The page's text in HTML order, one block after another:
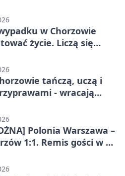
w Chorzowie
życie. Liczą się
tańczą, uczą i
- wracają
Polonia Warszawa –
1:1. Remis gości w 3.